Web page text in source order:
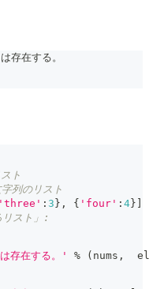
在する。
ト
列のリスト
'three' : 3 } , { 'four' : 4 }
スト」:
存在する。' % ( nums ,